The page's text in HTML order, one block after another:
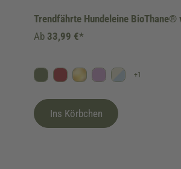
Trendfährte Hundeleine BioThane®
Oliv Bordeaux
GoldFliederHimmelblau/
+1
Ab 33,99 €*
Ins Körbchen